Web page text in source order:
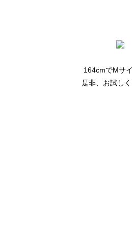
164cmでMサ
是非、お試しく